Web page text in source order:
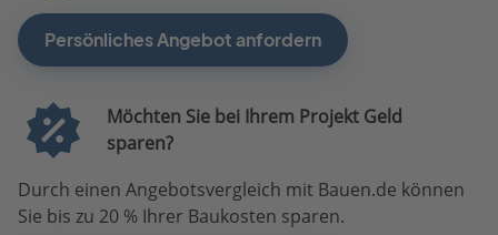
Persönliches Angebot anfordern
Möchten Sie bei Ihrem Projekt Geld
sparen?
Durch einen Angebotsvergleich mit Bauen.de können
Sie bis zu 20 % Ihrer Baukosten sparen.